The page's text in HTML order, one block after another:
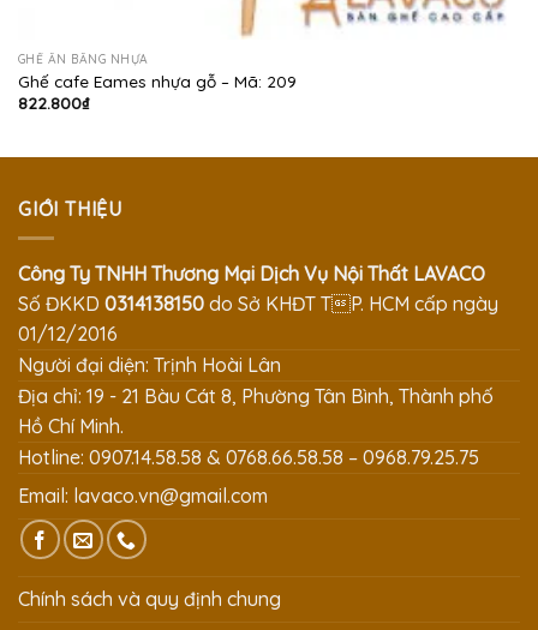
GHẾ ĂN BẰNG NHỰA
Ghế cafe Eames nhựa gỗ – Mã: 209
822.800₫
GIỚI THIỆU
Công Ty TNHH Thương Mại Dịch Vụ Nội Thất LAVACO
Số ĐKKD 0314138150 do Sở KHĐT TP. HCM cấp ngày
01/12/2016
Người đại diện: Trịnh Hoài Lân
Địa chỉ: 19 - 21 Bàu Cát 8, Phường Tân Bình, Thành phố
Hồ Chí Minh.
Hotline: 0907.14.58.58 & 0768.66.58.58 – 0968.79.25.75
Email: lavaco.vn@gmail.com
Chính sách và quy định chung